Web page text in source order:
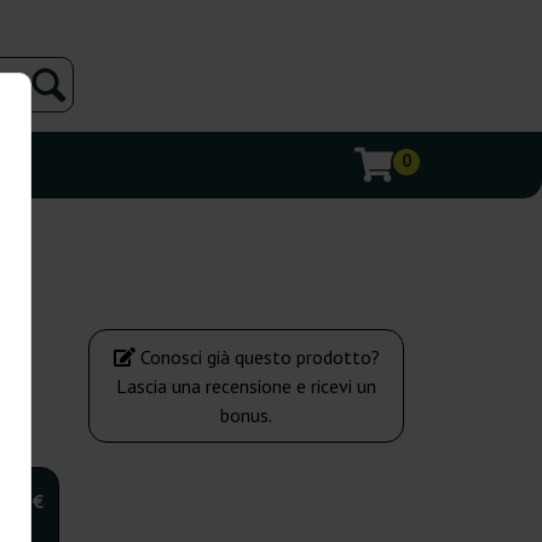
0
€
Conosci già questo prodotto?
Lascia una recensione e ricevi un
bonus.